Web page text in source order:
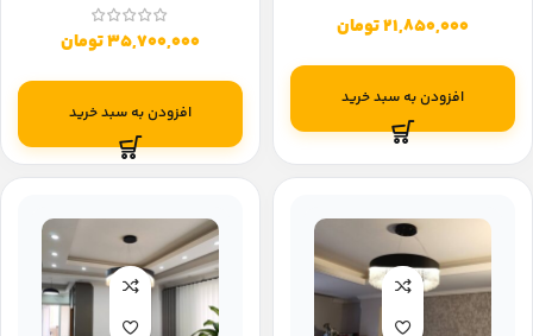
21,850,000تومان
افزودن به سبد خرید
35,700,000تومان
افزودن به سبد خرید